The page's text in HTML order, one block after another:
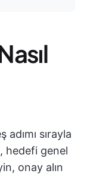
sırayla
hedefi genel
onay alın